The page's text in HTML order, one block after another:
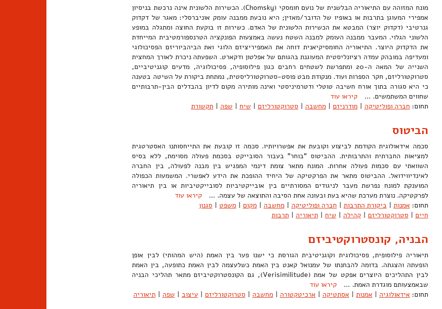
מונח המזוהה עם התיאוריה הבלשנית של נועם חומסקי (Chomsky). הכשירות הלשונית אינה נרכשת בניסיון
אמפירי המעוגן בתרבות או באופיו של הדובר/מאזין; היא נובעת ממבנה עומק אוניברסלי: מאגר של דקדוק
גנרטיבי (דקדוק יוצר) המבטא את הכשירות הלשונית של האדם. כשירות זו בוקעת החוצה ומתגלה במופע
הלשוני הגלוי. המעבר ממבנה העומק למבנה השטח נעשה באמצעות הפונקציה הטרנספורמטיבית המייחדת
את הדקדוק היוצר. התיאוריה החומסיקיאנית דוחה את האמפיריציזם הלוגי ואת הביהביוריזם הפסיכולוגי
ומעדיפה במובהק עמדה רציונליסטית המעוגנת בהגותם של אפלטון ודקארט. השפעתה ניכרת לאורך המחצית
השנייה של המאה ה-20 ומתפרשת לשטחים רחבים כגון פילוסופיה, פסיכולוגיה, מדעים קוגניטיביים,
סטרוקטורליזם, חקר הספרות ועוד. מנקודת מבט פוסט-סטרוקטורליסטית, נמתחת ביקורת על השיטה בטענה
כי היא סגורה בתוך אורח חשיבה טוטלי ודטרמיניסטי ואינה מותירה מקום לדיון בהבדלים הבין-תרבותיים
שחווים המשתמשים. …קיראו עוד
תחום: חברה ופוליטיקה | מודרניזם | מחשבה | סטרוקטורליזם | שיח | שפה | תקשורת
הביטוס
סכמה אידאולוגית הקודמת לביצוע וקובעת את אפשרויותיו. סכמה זו קובעת את התייחסותנו האסטרטגית
למציאות החברתית והתרבותית. ההביטוס "בוחר" בעבור הסובייקט בסכמת פעולה מסוימת, ללא בסיס
השוואתי עם סכמות פעולה אחרות. המונח מתאר צומת דינמי המפגיש בין מבנה לפעולה, בין החברה
לאינדיווידואל. ההביטוס מתאר את הפרקטיקה של היחיד ההופכת את הידע לאפשרי. המשמעות הכפולה
המוענקת למונח נפרשת מעבר לניגודים המסורתיים בין אובייקטיביות לסובייקטיביות או בין תיאוריה
לפרקטיקה. נוצרת מערכת שהיא בעת ובעונה אחת הסיבה והתוצאה של עצמה. …קיראו עוד
תחום: אמנות | ביקורת התרבות | חברה ופוליטיקה | מחשבה | מקום | משפט | סגנון
חיים | סטרוקטורליזם | קהילה | שיח | תיאוריה | תרבות
הבניה, קונסטרוקטיביזם
תיאוריה פילוסופית, פסיכולוגית וקוגניטיבית הגורסת כי ישנו פער בין האמת (היש המהותי) לבין אופן
הופעתה והצגתה. בדומה להבחנתו של עמנואל קאנט בין האמת כשלעצמה לבין האמת כתופעה, בין האמת
לבין התהליכים היוצרים אפקט של אמת (Verisimilitude), גם הקונסטרוקטיביזם מתאר תהליכי הבניה
שבאמצעותם מוגדרת האמת. …קיראו עוד
תחום: אידאולוגיה | אמנות | אסתטיקה | ארכיטקטורה | מחשבה | סטרוקטורליזם | עיצוב | שפה | תיאוריה